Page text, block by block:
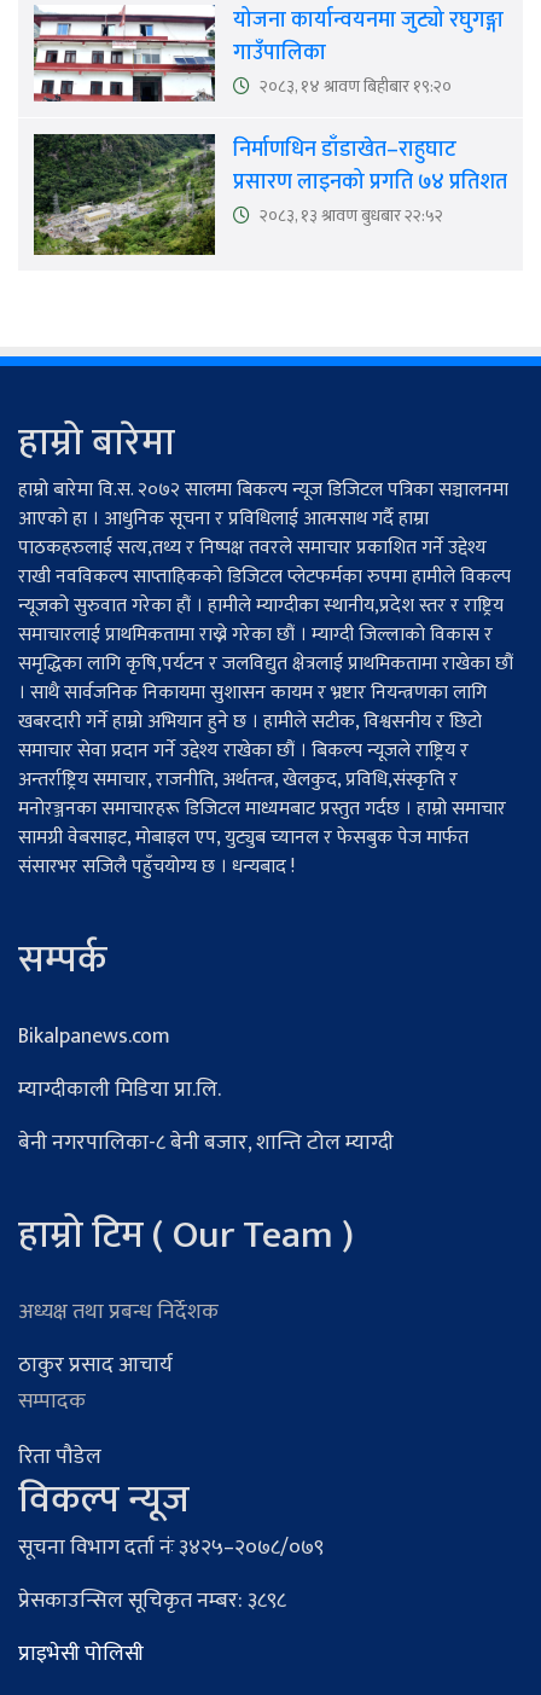
योजना कार्यान्वयनमा जुट्यो रघुगङ्गा
गाउँपालिका
२०८३, १४ श्रावण बिहीबार १९:२०
निर्माणधिन डाँडाखेत–राहुघाट
प्रसारण लाइनको प्रगति ७४ प्रतिशत
२०८३, १३ श्रावण बुधबार २२:५२
हाम्रो बारेमा
हाम्रो बारेमा वि.स. २०७२ सालमा बिकल्प न्यूज डिजिटल पत्रिका सञ्चालनमा
आएको हा । आधुनिक सूचना र प्रविधिलाई आत्मसाथ गर्दै हाम्रा
पाठकहरुलाई सत्य,तथ्य र निष्पक्ष तवरले समाचार प्रकाशित गर्ने उद्देश्य
राखी नवविकल्प साप्ताहिकको डिजिटल प्लेटफर्मका रुपमा हामीले विकल्प
न्यूजको सुरुवात गरेका हौं । हामीले म्याग्दीका स्थानीय,प्रदेश स्तर र राष्ट्रिय
समाचारलाई प्राथमिकतामा राख्ने गरेका छौं । म्याग्दी जिल्लाको विकास र
समृद्धिका लागि कृषि,पर्यटन र जलविद्युत क्षेत्रलाई प्राथमिकतामा राखेका छौं
। साथै सार्वजनिक निकायमा सुशासन कायम र भ्रष्टार नियन्त्रणका लागि
खबरदारी गर्ने हाम्रो अभियान हुने छ । हामीले सटीक, विश्वसनीय र छिटो
समाचार सेवा प्रदान गर्ने उद्देश्य राखेका छौं । बिकल्प न्यूजले राष्ट्रिय र
अन्तर्राष्ट्रिय समाचार, राजनीति, अर्थतन्त्र, खेलकुद, प्रविधि,संस्कृति र
मनोरञ्जनका समाचारहरू डिजिटल माध्यमबाट प्रस्तुत गर्दछ । हाम्रो समाचार
सामग्री वेबसाइट, मोबाइल एप, युट्युब च्यानल र फेसबुक पेज मार्फत
संसारभर सजिलै पहुँचयोग्य छ । धन्यबाद !
सम्पर्क
Bikalpanews.com
म्याग्दीकाली मिडिया प्रा.लि.
बेनी नगरपालिका-८ बेनी बजार, शान्ति टोल म्याग्दी
हाम्रो टिम ( Our Team )
अध्यक्ष तथा प्रबन्ध निर्देशक
ठाकुर प्रसाद आचार्य
सम्पादक
रिता पौडेल
विकल्प न्यूज
सूचना विभाग दर्ता नंः ३४२५–२०७८/०७९
प्रेसकाउन्सिल सूचिकृत नम्बर: ३८९८
प्राइभेसी पोलिसी